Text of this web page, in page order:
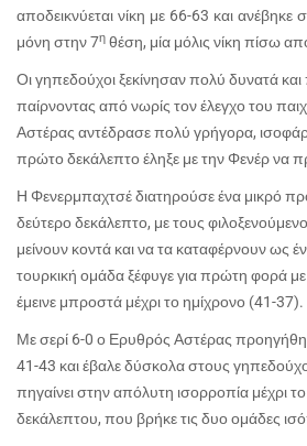
αποδεικνύεται νίκη με 66-63 και
μόνη στην 7η θέση, μία μόλις νίκη πίσω
Οι γηπεδούχοι ξεκίνησαν πολύ δυνατά
παίρνοντας από νωρίς τον έλεγχο του
Αστέρας αντέδρασε πολύ γρήγορα,
πρώτο δεκάλεπτο έληξε με την Φενέρ να
Η Φενερμπαχτσέ διατηρούσε ένα μικρό
δεύτερο δεκάλεπτο, με τους
μείνουν κοντά και να τα καταφέρνουν ως
τουρκική ομάδα ξέφυγε για πρώτη φορά
έμεινε μπροστά μέχρι το ημίχρονο (41-37).
Με σερί 6-0 ο Ερυθρός Αστέρας
41-43 και έβαλε δύσκολα στους
πηγαίνει στην απόλυτη ισορροπία μέχρι το
δεκάλεπτου, που βρήκε τις δυο ομάδες